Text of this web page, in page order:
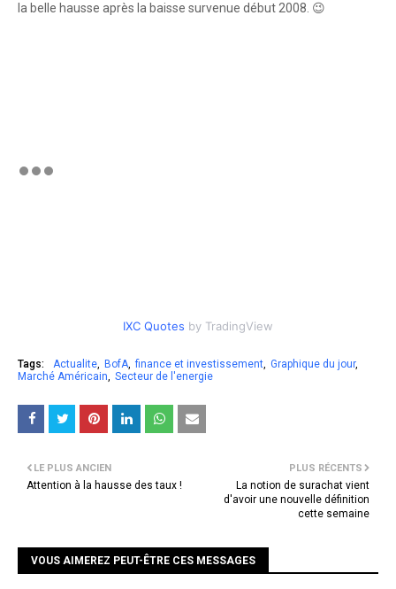
la belle hausse après la baisse survenue début 2008. 😉
IXC Quotes by TradingView
Tags: Actualite BofA finance et investissement Graphique du jour
Marché Américain
Secteur de l'energie
PLUS RÉCENTS
La notion de surachat vient
d'avoir une nouvelle définition
cette semaine
LE PLUS ANCIEN
Attention à la hausse des taux !
VOUS AIMEREZ PEUT-ÊTRE CES MESSAGES